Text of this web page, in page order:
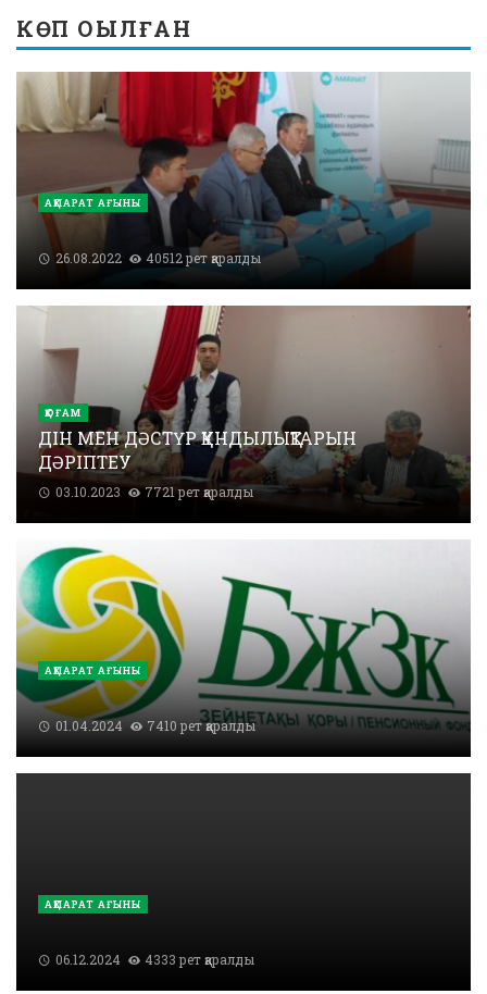
КӨП ОҚЫЛҒАН
АҚПАРАТ АҒЫНЫ
26.08.2022 40512 рет қаралды
ҚОҒАМ
ДІН МЕН ДӘСТҮР ҚҰНДЫЛЫҚТАРЫН
ДӘРІПТЕУ
03.10.2023 7721 рет қаралды
АҚПАРАТ АҒЫНЫ
01.04.2024 7410 рет қаралды
АҚПАРАТ АҒЫНЫ
06.12.2024 4333 рет қаралды